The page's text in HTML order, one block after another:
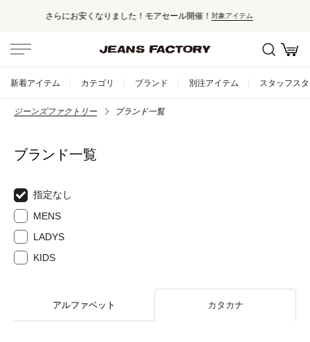
対象アイテム セール対象外アイテムは10%ポ
新着アイテム カテゴリ ブランド 別注アイテム スタッフス
ジーンズファクトリー ブランド一覧
ブランド一覧
指定なし
MENS
LADYS
KIDS
アルファベット カタカナ